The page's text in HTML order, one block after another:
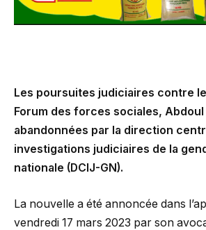
Les poursuites judiciaires contre
Forum des forces sociales,
abandonnées par la direction
investigations judiciaires de la
nationale (DCIJ-GN).
La nouvelle a été annoncée dans
vendredi 17 mars 2023 par son